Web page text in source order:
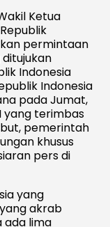
Ketua
permintaan
Indonesia
Indonesia
pada Jumat,
yang terimbas
pemerintah
khusus
pers di
yang
akrab
ada lima